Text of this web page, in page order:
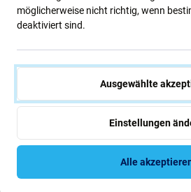
bietet ein geeignetes Gehäuse für
Komponenten. Diese Version in
Ersatzteilqualität
aus dem Zubehörhandel:
von einem Drittanbieter als
hergestellt. Es ist so konzipiert,
kompatible Gerät optimal passt
Vergleich zum Originalteil können
möglicherweise nicht richtig, wenn
deaktiviert sind.
Ausgewählte
Einstellungen
Alle